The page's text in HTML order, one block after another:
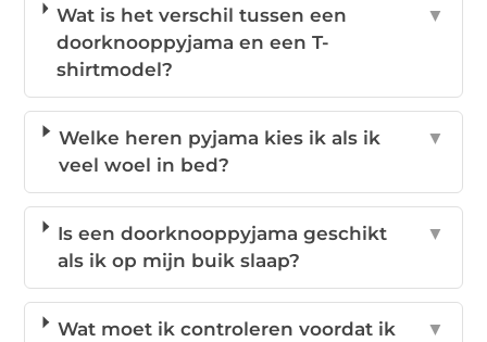
Wat is het verschil tussen een
doorknooppyjama en een T-
shirtmodel?
▼
Welke heren pyjama kies ik als ik
veel woel in bed?
▼
Is een doorknooppyjama geschikt
als ik op mijn buik slaap?
▼
Wat moet ik controleren voordat ik
▼